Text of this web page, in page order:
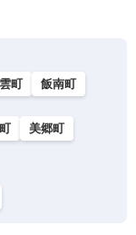
町 飯南町
美郷町